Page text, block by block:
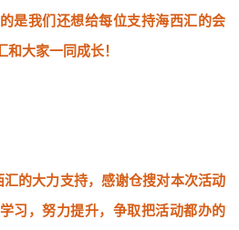
是我们还想给每位支持海西汇的会
大家一同成长！
的大力支持，感谢仓搜对本次活动
习，努力提升，争取把活动都办的